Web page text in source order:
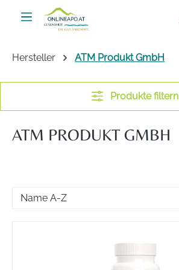
Zum Hauptinhalt springen
Hersteller ATM Produkt GmbH
Produkte filtern
ATM PRODUKT GMBH